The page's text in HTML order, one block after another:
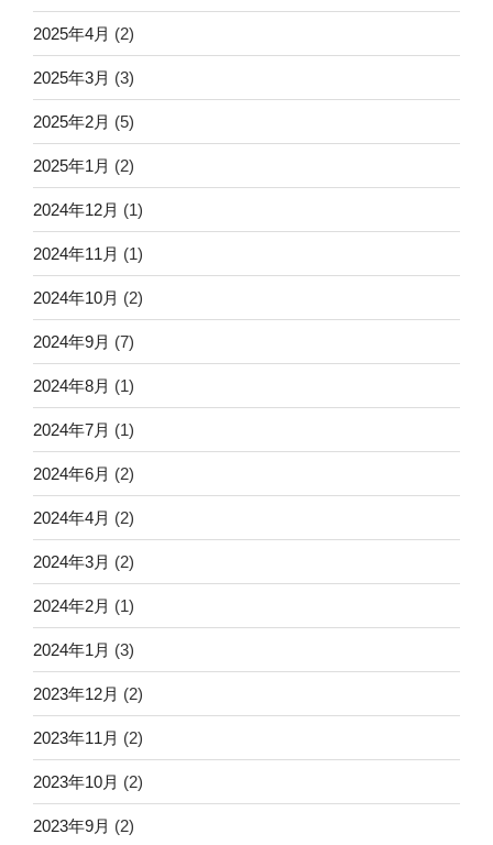
2025年4月 (2)
2025年3月 (3)
2025年2月 (5)
2025年1月 (2)
2024年12月 (1)
2024年11月 (1)
2024年10月 (2)
2024年9月 (7)
2024年8月 (1)
2024年7月 (1)
2024年6月 (2)
2024年4月 (2)
2024年3月 (2)
2024年2月 (1)
2024年1月 (3)
2023年12月 (2)
2023年11月 (2)
2023年10月 (2)
2023年9月 (2)